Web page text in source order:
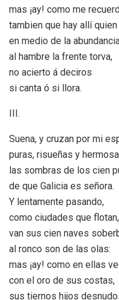
mas ¡ay! como me
tambien que hay allí
en medio de la
al hambre la frente torva,
no acierto á deciros
si canta ó si llora.
III.
Suena, y cruzan por mi
puras, risueñas y
las sombras de los cien
de que Galicia es señora.
Y lentamente pasando,
como ciudades que flotan,
van sus cien naves
al ronco son de las olas:
mas ¡ay! como en ellas
con el oro de sus costas,
sus tiernos hijos